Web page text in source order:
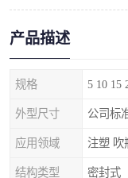
产品描述
规格 5 10 15
外型尺寸 公司标
应用领域 注塑 吹
结构类型 密封式